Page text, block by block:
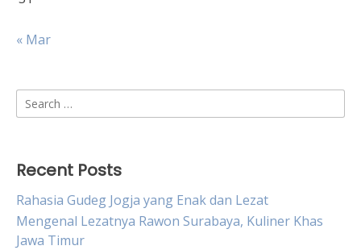
« Mar
Search
for:
Recent Posts
Rahasia Gudeg Jogja yang Enak dan Lezat
Mengenal Lezatnya Rawon Surabaya, Kuliner Khas
Jawa Timur